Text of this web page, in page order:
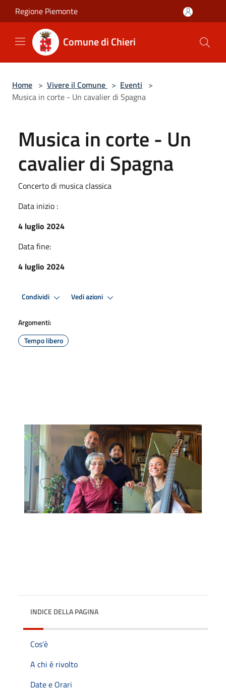
Salta al contenuto principale
Regione Piemonte
Comune di Chieri
Home > Vivere il Comune > Eventi >
Musica in corte - Un cavalier di Spagna
Musica in corte - Un
cavalier di Spagna
Concerto di musica classica
Data inizio :
4 luglio 2024
Data fine:
4 luglio 2024
Condividi Vedi azioni
Argomenti:
Tempo libero
INDICE DELLA PAGINA
Cos'è
A chi è rivolto
Date e Orari